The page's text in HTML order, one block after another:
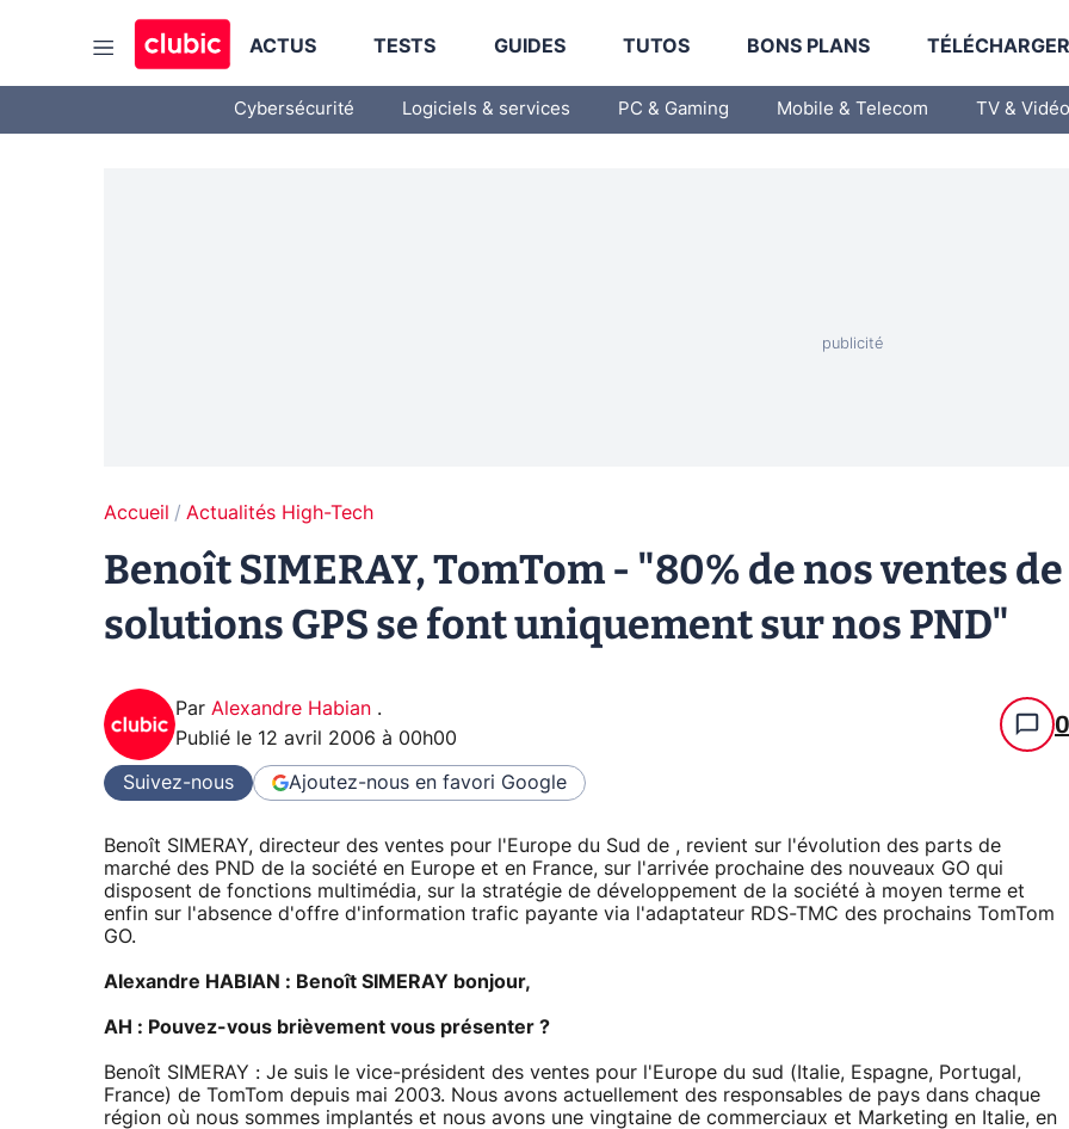
ACTUS TESTS GUIDES TUTOS BONS PLANS
Cybersécurité Logiciels & services PC & Gaming Mobile & Telecom TV & Vidéo
Accueil Actualités High-Tech
Benoît SIMERAY, TomTom - "80% de nos ventes de
solutions GPS se font uniquement sur nos PND"
Par Alexandre Habian .
Publié le 12 avril 2006 à 00h00 0
Suivez-nous Ajoutez-nous en favori Google
Benoît SIMERAY, directeur des ventes pour l'Europe du Sud de , revient sur l'évolution des parts de
marché des PND de la société en Europe et en France, sur l'arrivée prochaine des nouveaux GO qui
disposent de fonctions multimédia, sur la stratégie de développement de la société à moyen terme et
enfin sur l'absence d'offre d'information trafic payante via l'adaptateur RDS-TMC des prochains TomTom
GO.
Alexandre HABIAN : Benoît SIMERAY bonjour,
AH : Pouvez-vous brièvement vous présenter ?
Benoît SIMERAY : Je suis le vice-président des ventes pour l'Europe du sud (Italie, Espagne, Portugal,
France) de TomTom depuis mai 2003. Nous avons actuellement des responsables de pays dans chaque
région où nous sommes implantés et nous avons une vingtaine de commerciaux et Marketing en Italie, en